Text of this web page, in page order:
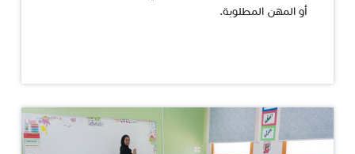
أو المهن المطلوبة.